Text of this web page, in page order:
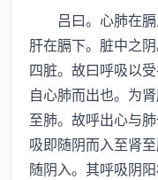
吕曰。心肺在膈
肝在膈下。脏中之
四脏。故曰呼吸以
自心肺而出也。为
至肺。故呼出心与
吸即随阴而入至肾
随阴入。其呼吸阴